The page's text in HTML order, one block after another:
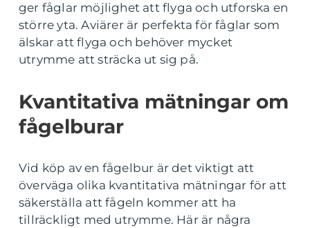
ger fåglar möjlighet att flyga och utforska en
större yta. Aviärer är perfekta för fåglar som
älskar att flyga och behöver mycket
utrymme att sträcka ut sig på.
Kvantitativa mätningar om
fågelburar
Vid köp av en fågelbur är det viktigt att
överväga olika kvantitativa mätningar för att
säkerställa att fågeln kommer att ha
tillräckligt med utrymme. Här är några